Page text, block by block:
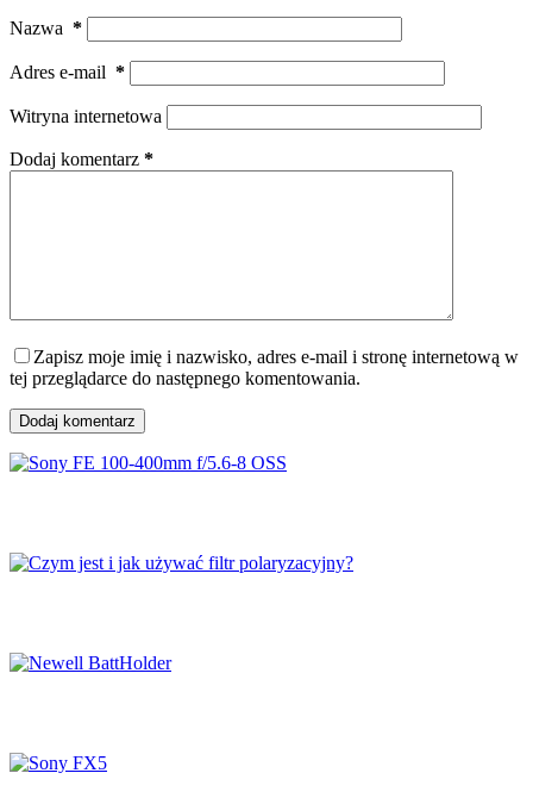
Nazwa *
Adres e-mail *
Witryna internetowa
Dodaj komentarz *
Zapisz moje imię i nazwisko, adres e-mail i stronę internetową w
tej przeglądarce do następnego komentowania.
Dodaj komentarz